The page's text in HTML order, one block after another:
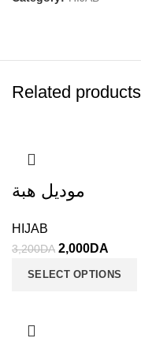
Related products
موديل هبة
HIJAB
3,200DA 2,000DA
SELECT OPTIONS